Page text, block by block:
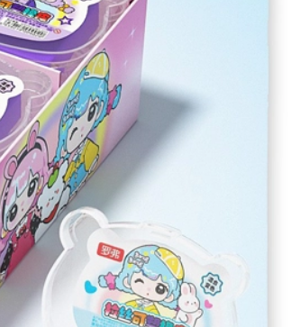
پاک کن خمیری دختر ناز
خرید عمده لوازم تحریر ،خرید عمده غلط گیر
ارسال در شهر شیراز : اکسپرس 1 روزه